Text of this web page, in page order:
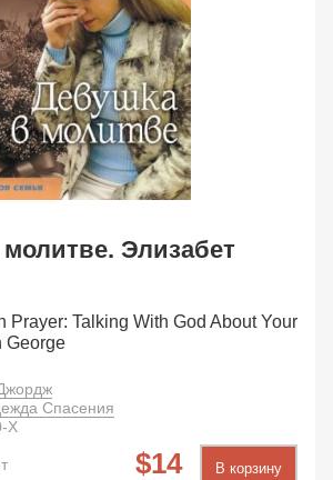
Элизабет
Prayer: Talking With God About Your
George
Спасения
14 В корзину
X